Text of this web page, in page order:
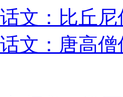
文：比丘
文：唐高